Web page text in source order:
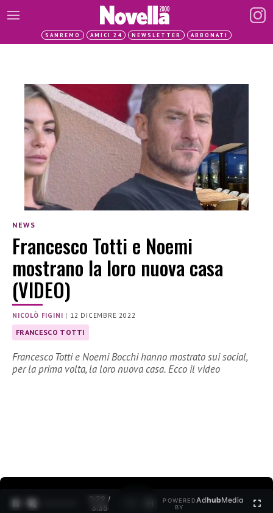
SANREMO AMICI 24 NEWSLETTER ABBONATI
NEWS
Francesco Totti e Noemi
mostrano la loro nuova casa
(VIDEO)
NICOLÒ FIGINI | 12 DICEMBRE 2022
FRANCESCO TOTTI
Francesco Totti e Noemi Bocchi hanno mostrato sui social,
per la prima volta, la loro nuova casa. Ecco il video
0:30 /
3:35
POWERED
BY
AdhubMedia